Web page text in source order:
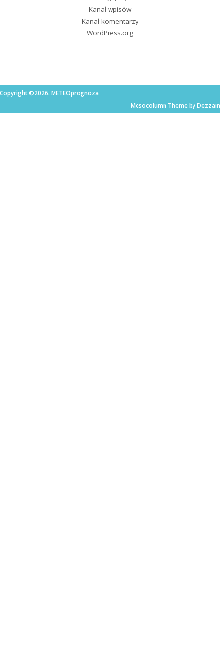
Kanał wpisów
Kanał komentarzy
WordPress.org
Copyright ©2026. METEOprognoza
Mesocolumn Theme by Dezzain